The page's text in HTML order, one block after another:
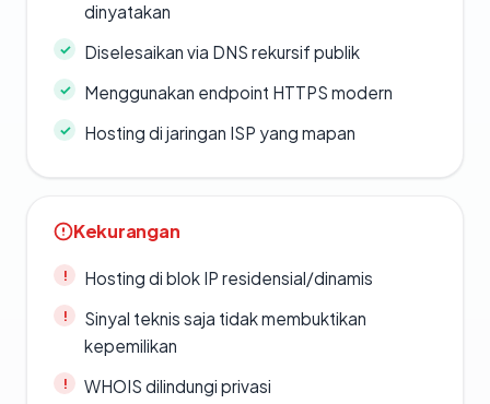
dinyatakan
Diselesaikan via DNS rekursif publik
Menggunakan endpoint HTTPS modern
Hosting di jaringan ISP yang mapan
Kekurangan
Hosting di blok IP residensial/dinamis
Sinyal teknis saja tidak membuktikan
kepemilikan
WHOIS dilindungi privasi